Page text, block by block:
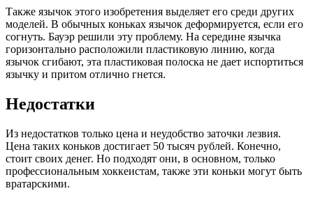
Также язычок этого изобретения выделяет его среди других
моделей. В обычных коньках язычок деформируется, если его
согнуть. Бауэр решили эту проблему. На середине язычка
горизонтально расположили пластиковую линию, когда
язычок сгибают, эта пластиковая полоска не дает испортиться
язычку и притом отлично гнется.
Недостатки
Из недостатков только цена и неудобство заточки лезвия.
Цена таких коньков достигает 50 тысяч рублей. Конечно,
стоит своих денег. Но подходят они, в основном, только
профессиональным хоккеистам, также эти коньки могут быть
вратарскими.